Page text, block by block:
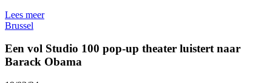
Lees meer
Brussel
Een vol Studio 100 pop-up theater luistert naar
Barack Obama